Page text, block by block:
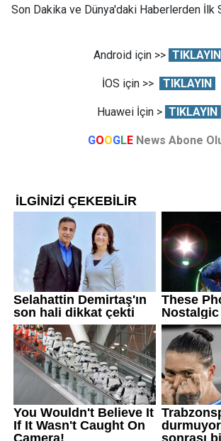
Son Dakika ve Dünya'daki Haberlerden İlk
Android için >> TIKLAYIN
İOS için >> TIKLAYIN
Huawei İçin > TIKLAYIN
GOOGLE News Abone